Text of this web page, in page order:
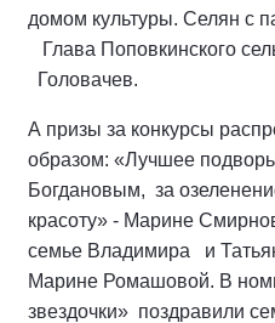
домом культуры. Селян с
Глава Поповкинского
Головачев.
А призы за конкурсы
образом: «Лучшее
Богдановым, за
красоту» - Марине
семье Владимира и
Марине Ромашовой. В
звездочки» поздравили